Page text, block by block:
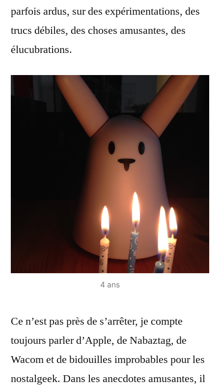
parfois ardus, sur des expérimentations, des
trucs débiles, des choses amusantes, des
élucubrations.
4 ans
Ce n’est pas près de s’arrêter, je compte
toujours parler d’Apple, de Nabaztag, de
Wacom et de bidouilles improbables pour les
nostalgeek. Dans les anecdotes amusantes, il